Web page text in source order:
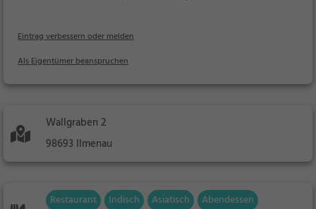
Eintrag verbessern oder melden
Als Eigentümer beanspruchen
Wallgraben 2
98693 Ilmenau
Restaurant Indisch Asiatisch
Abendessen